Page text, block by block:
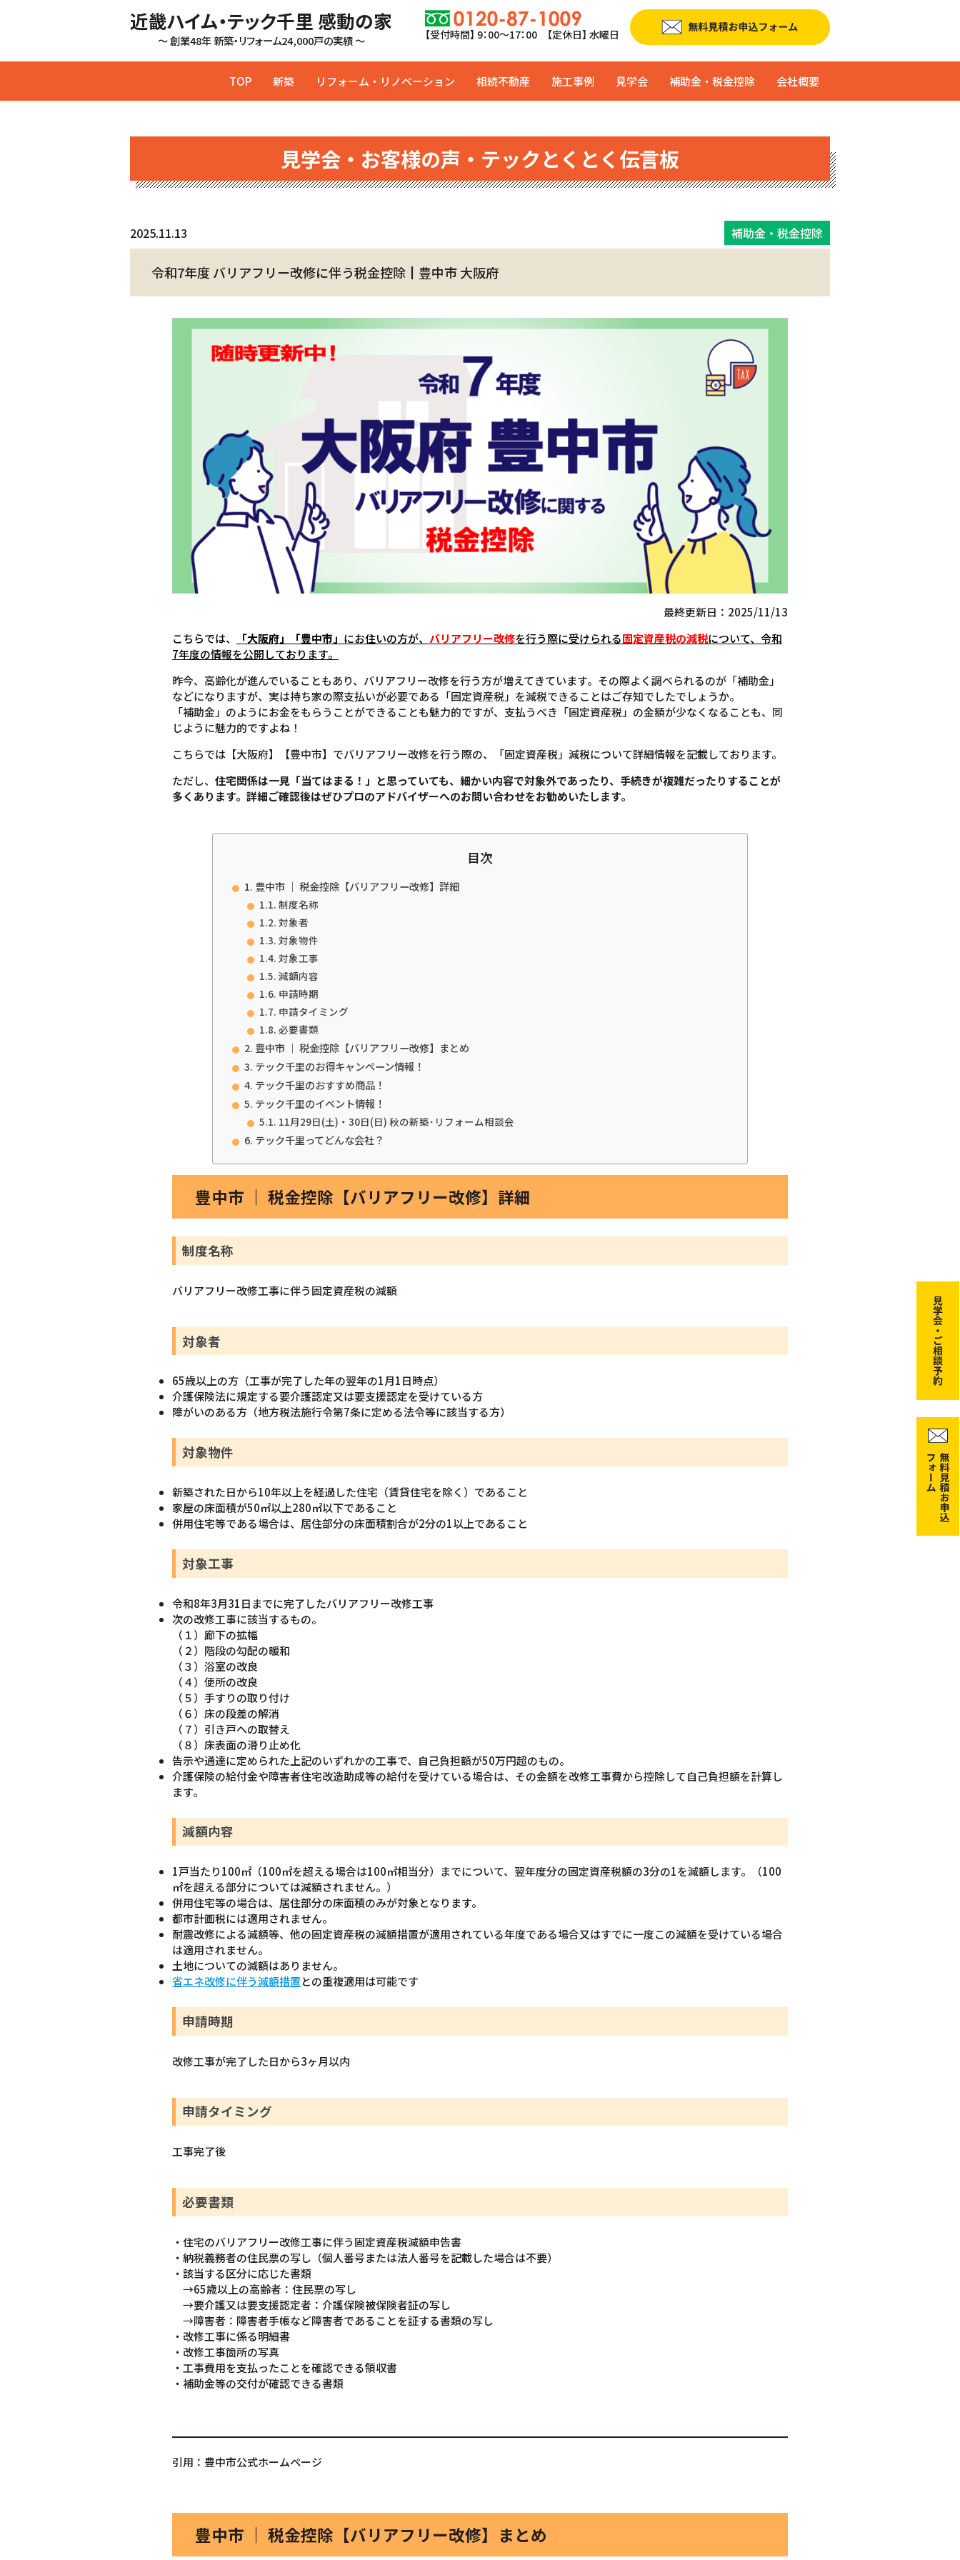
近畿ハイム・テック千里 感動の家
～ 創業48年 新築・リフォーム24,000戸の実績 ～ 【受付時間】 9：00〜17：00 【定休日】 水曜日
TOP 新築 リフォーム・リノベーション 相続不動産 施工事例 見学会 補助金・税金控除 会社概要
見学会・お客様の声・テックとくとく伝言板
2025.11.13 補助金・税金控除
令和7年度 バリアフリー改修に伴う税金控除┃豊中市 大阪府
最終更新日：2025/11/13
こちらでは、
「大阪府」「豊中市」 にお住いの方が、 バリアフリー改修を行う際に受けられる固定資産税の減税について、令和
7年度の情報を公開しております。
昨今、高齢化が進んでいることもあり、バリアフリー改修を行う方が増えてきています。その際よく調べられるのが「補助金」
などになりますが、実は持ち家の際支払いが必要である「固定資産税」を減税できることはご存知でしたでしょうか。
「補助金」のようにお金をもらうことができることも魅力的ですが、支払うべき「固定資産税」の金額が少なくなることも、同
じように魅力的ですよね！
こちらでは【大阪府】【豊中市】でバリアフリー改修を行う際の、「固定資産税」減税について詳細情報を記載しております。
ただし、 住宅関係は一見「当てはまる！」と思っていても、 細かい内容で対象外であったり、手続きが複雑だったりすることが
多くあります。 詳細ご確認後はぜひプロのアドバイザーへのお問い合わせをお勧めいたします。
目次
豊中市 ｜ 税金控除【バリアフリー改修】詳細
制度名称
対象者
対象物件
対象工事
減額内容
申請時期
申請タイミング
必要書類
豊中市 ｜ 税金控除【バリアフリー改修】まとめ
テック千里のお得キャンペーン情報！
テック千里のおすすめ商品！
テック千里のイベント情報！
11月29日(土)・30日(日) 秋の新築･リフォーム相談会
テック千里ってどんな会社？
豊中市 ｜ 税金控除【バリアフリー改修】詳細
制度名称
バリアフリー改修工事に伴う固定資産税の減額
対象者
65歳以上の方（工事が完了した年の翌年の1月1日時点）
介護保険法に規定する要介護認定又は要支援認定を受けている方
障がいのある方（地方税法施行令第7条に定める法令等に該当する方）
対象物件
新築された日から10年以上を経過した住宅（賃貸住宅を除く）であること
家屋の床面積が50㎡以上280㎡以下であること
併用住宅等である場合は、居住部分の床面積割合が2分の1以上であること
対象工事
令和8年3月31日までに完了したバリアフリー改修工事
次の改修工事に該当するもの。
（１）廊下の拡幅
（２）階段の勾配の暖和
（３）浴室の改良
（４）便所の改良
（５）手すりの取り付け
（６）床の段差の解消
（７）引き戸への取替え
（８）床表面の滑り止め化
告示や通達に定められた上記のいずれかの工事で、自己負担額が50万円超のもの。
介護保険の給付金や障害者住宅改造助成等の給付を受けている場合は、その金額を改修工事費から控除して自己負担額を計算し
ます。
減額内容
1戸当たり100㎡（100㎡を超える場合は100㎡相当分）までについて、翌年度分の固定資産税額の3分の1を減額します。（100
㎡を超える部分については減額されません。）
併用住宅等の場合は、居住部分の床面積のみが対象となります。
都市計画税には適用されません。
耐震改修による減額等、他の固定資産税の減額措置が適用されている年度である場合又はすでに一度この減額を受けている場合
は適用されません。
土地についての減額はありません。
省エネ改修に伴う減額措置との重複適用は可能です
申請時期
改修工事が完了した日から3ヶ月以内
申請タイミング
工事完了後
必要書類
・住宅のバリアフリー改修工事に伴う固定資産税減額申告書
・納税義務者の住民票の写し（個人番号または法人番号を記載した場合は不要）
・該当する区分に応じた書類
→65歳以上の高齢者：住民票の写し
→要介護又は要支援認定者：介護保険被保険者証の写し
→障害者：障害者手帳など障害者であることを証する書類の写し
・改修工事に係る明細書
・改修工事箇所の写真
・工事費用を支払ったことを確認できる領収書
・補助金等の交付が確認できる書類
引用：豊中市公式ホームページ
豊中市 ｜ 税金控除【バリアフリー改修】まとめ